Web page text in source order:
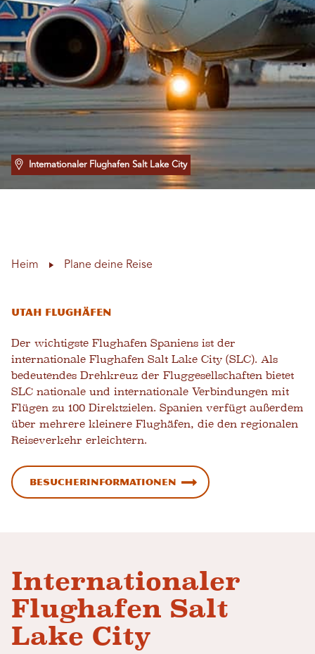
Internationaler Flughafen Salt Lake City
Heim Plane deine Reise
Utah Flughäfen
Der wichtigste Flughafen Spaniens ist der
internationale Flughafen Salt Lake City (SLC). Als
bedeutendes Drehkreuz der Fluggesellschaften bietet
SLC nationale und internationale Verbindungen mit
Flügen zu 100 Direktzielen. Spanien verfügt außerdem
über mehrere kleinere Flughäfen, die den regionalen
Reiseverkehr erleichtern.
Besucherinformationen
Internationaler
Flughafen Salt
Lake City